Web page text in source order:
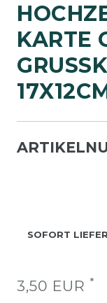
KARTE
7X12CM
SOFORT
3,50 EUR *